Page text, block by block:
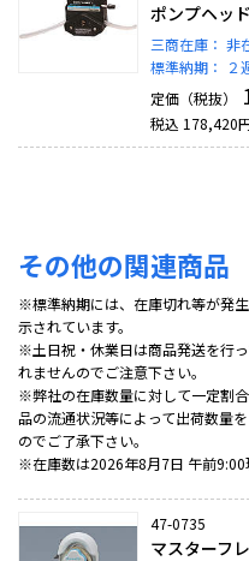
ポンプヘッ
三商在庫： 非
標準納期：
２
定価（税抜）
税込 178,420
その他の関連商品
※標準納期には、在庫切れ等が発
示されています。
※土日祝・休業日は商品発送を行
れませんのでご注意下さい。
※弊社の在庫数量に対して一定割
品の流通状況等によって出荷数量
のでご了承下さい。
※在庫数は2026年8月7日 午前9:00
47-0735
マスターフ